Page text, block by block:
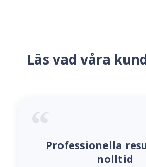
Läs vad våra
Professionella
nolltid